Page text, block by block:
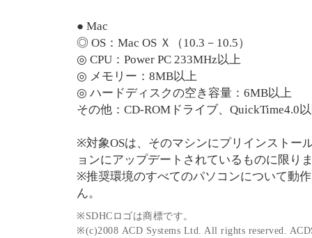
● Mac
◎ OS：Mac OS Ｘ（10.3－10.5）
◎ CPU：Power PC 233MHz以上
◎ メモリー：8MB以上
◎ ハードディスクの空き容量：6MB以上
その他：CD-ROMドライブ、QuickTime4.0
※対象OSは、そのマシンにプリインストー
ョンにアップデートされているものに限り
※推奨環境のすべてのパソコンについて動
ん。
※SDHCロゴは商標です。
※(c)2008 ACD Systems Ltd. All rights reserved.